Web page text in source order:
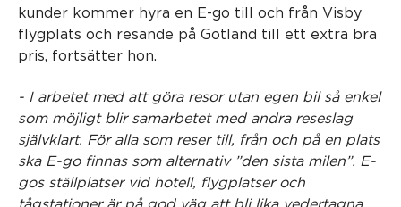
kunder kommer hyra en E-go till och från Visby
flygplats och resande på Gotland till ett extra bra
pris, fortsätter hon.
- I arbetet med att göra resor utan egen bil så enkel
som möjligt blir samarbetet med andra reseslag
självklart. För alla som reser till, från och på en plats
ska E-go finnas som alternativ ”den sista milen”. E-
gos ställplatser vid hotell, flygplatser och
tågstationer är på god väg att bli lika vedertagna